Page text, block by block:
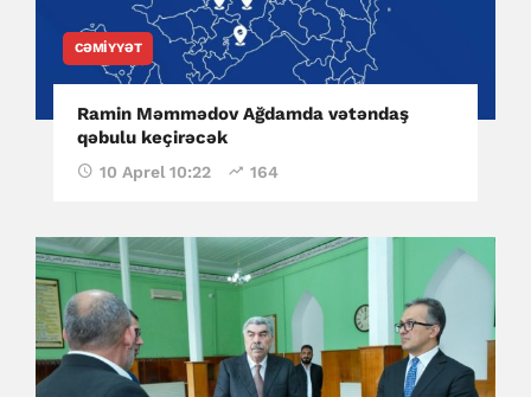
CƏMIYYƏT
Ramin Məmmədov Ağdamda vətəndaş
qəbulu keçirəcək
10 Aprel 10:22 164